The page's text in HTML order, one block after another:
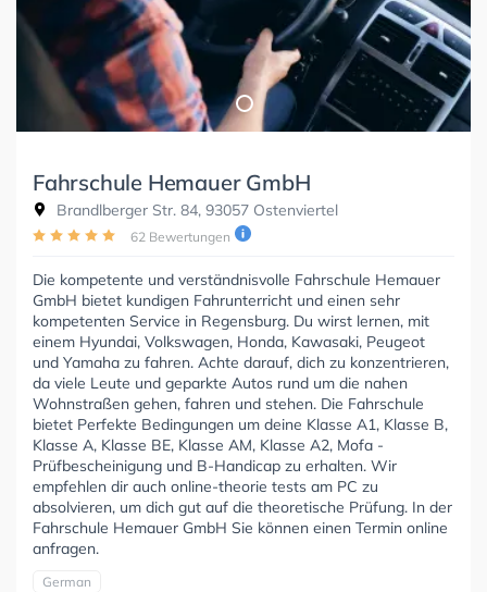
Fahrschule Hemauer GmbH
Brandlberger Str. 84, 93057 Ostenviertel
62 Bewertungen
Die kompetente und verständnisvolle Fahrschule Hemauer
GmbH bietet kundigen Fahrunterricht und einen sehr
kompetenten Service in Regensburg. Du wirst lernen, mit
einem Hyundai, Volkswagen, Honda, Kawasaki, Peugeot
und Yamaha zu fahren. Achte darauf, dich zu konzentrieren,
da viele Leute und geparkte Autos rund um die nahen
Wohnstraßen gehen, fahren und stehen. Die Fahrschule
bietet Perfekte Bedingungen um deine Klasse A1, Klasse B,
Klasse A, Klasse BE, Klasse AM, Klasse A2, Mofa -
Prüfbescheinigung und B-Handicap zu erhalten. Wir
empfehlen dir auch online-theorie tests am PC zu
absolvieren, um dich gut auf die theoretische Prüfung. In der
Fahrschule Hemauer GmbH Sie können einen Termin online
anfragen.
German